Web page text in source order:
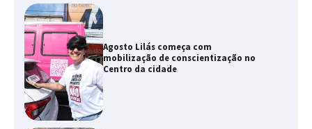
Agosto Lilás começa com
mobilização de conscientização no
Centro da cidade